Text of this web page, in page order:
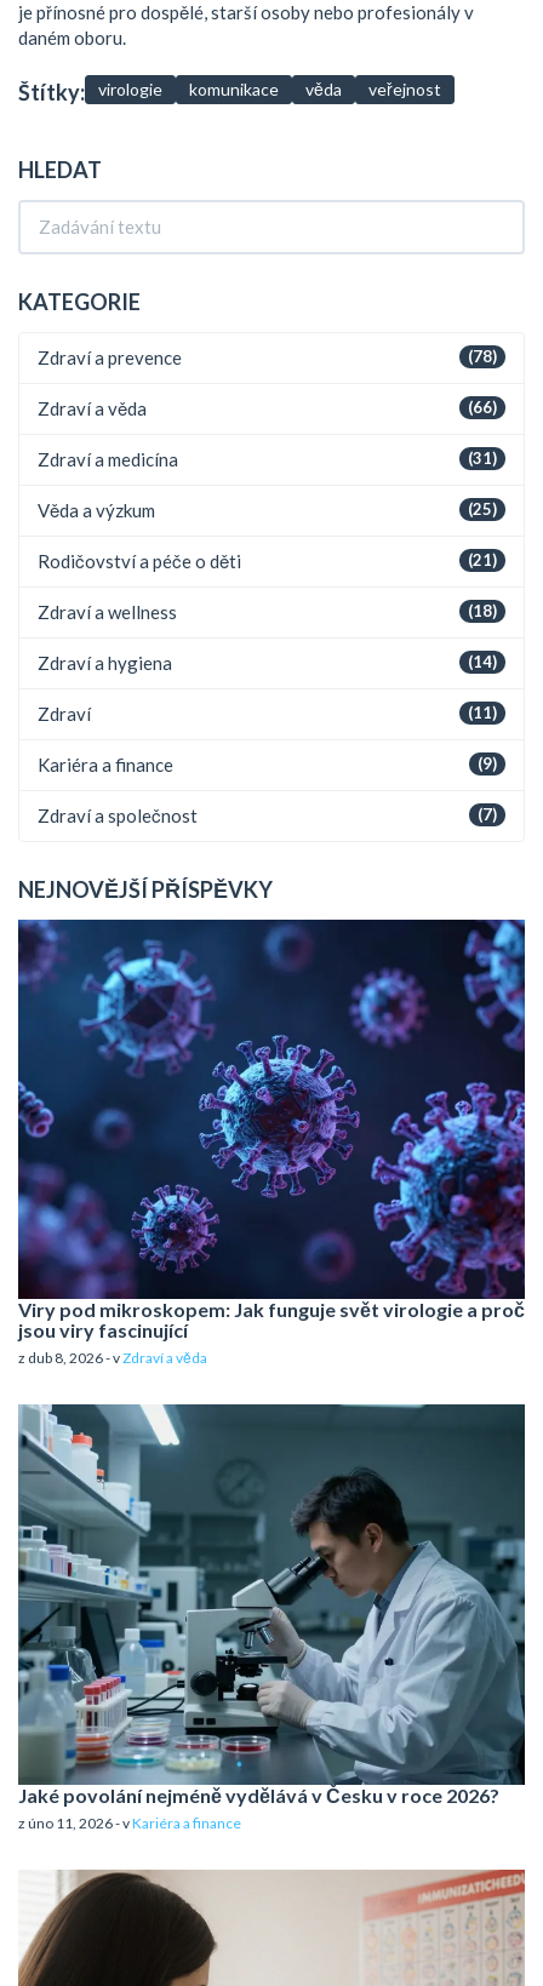
je přínosné pro dospělé, starší osoby nebo profesionály v
daném oboru.
Štítky: virologie komunikace věda veřejnost
HLEDAT
KATEGORIE
(78)
Zdraví a prevence
(66)
Zdraví a věda
(31)
Zdraví a medicína
(25)
Věda a výzkum
(21)
Rodičovství a péče o děti
(18)
Zdraví a wellness
(14)
Zdraví a hygiena
(11)
Zdraví
(9)
Kariéra a finance
(7)
Zdraví a společnost
NEJNOVĚJŠÍ PŘÍSPĚVKY
Viry pod mikroskopem: Jak funguje svět virologie a proč
jsou viry fascinující
z dub 8, 2026 - vZdraví a věda
Jaké povolání nejméně vydělává v Česku v roce 2026?
z úno 11, 2026 - vKariéra a finance